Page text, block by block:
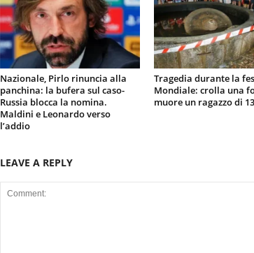
Nazionale, Pirlo rinuncia alla
panchina: la bufera sul caso-
Russia blocca la nomina.
Maldini e Leonardo verso
l’addio
Tragedia durante la
Mondiale: crolla una
muore un ragazzo di
LEAVE A REPLY